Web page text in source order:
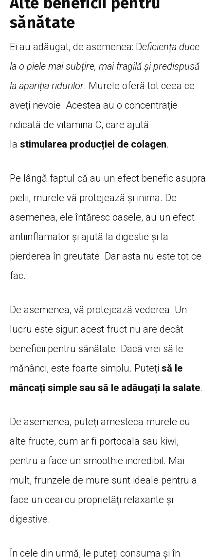
sănătate
Ei au adăugat, de asemenea: Deficiența duce
la o piele mai subțire, mai fragilă și predispusă
la apariția ridurilor. Murele oferă tot ceea ce
aveți nevoie. Acestea au o concentrație
ridicată de vitamina C, care ajută
la stimularea producției de colagen.
Pe lângă faptul că au un efect benefic asupra
pielii, murele vă protejează și inima. De
asemenea, ele întăresc oasele, au un efect
antiinflamator și ajută la digestie și la
pierderea în greutate. Dar asta nu este tot ce
fac.
De asemenea, vă protejează vederea. Un
lucru este sigur: acest fruct nu are decât
beneficii pentru sănătate. Dacă vrei să le
mănânci, este foarte simplu. Puteți să le
mâncați simple sau să le adăugați la salate.
De asemenea, puteți amesteca murele cu
alte fructe, cum ar fi portocala sau kiwi,
pentru a face un smoothie incredibil. Mai
mult, frunzele de mure sunt ideale pentru a
face un ceai cu proprietăți relaxante și
digestive.
În cele din urmă, le puteți consuma și în